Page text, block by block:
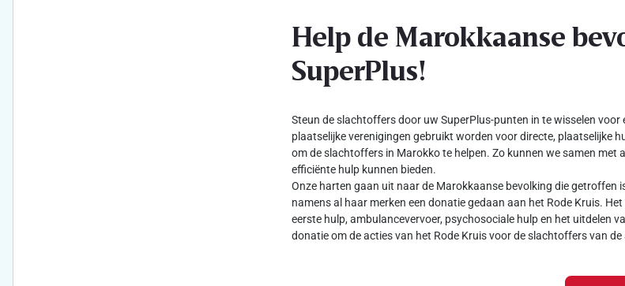
Help de Marokkaanse
SuperPlus!
Steun de slachtoffers door uw SuperPlus-punten in te wisselen
plaatselijke verenigingen gebruikt worden voor directe, plaatselijke
om de slachtoffers in Marokko te helpen. Zo kunnen we samen met
efficiënte hulp kunnen bieden.
Onze harten gaan uit naar de Marokkaanse bevolking die getroffen
namens al haar merken een donatie gedaan aan het Rode Kruis.
eerste hulp, ambulancevervoer, psychosociale hulp en het uitdelen
donatie om de acties van het Rode Kruis voor de slachtoffers van